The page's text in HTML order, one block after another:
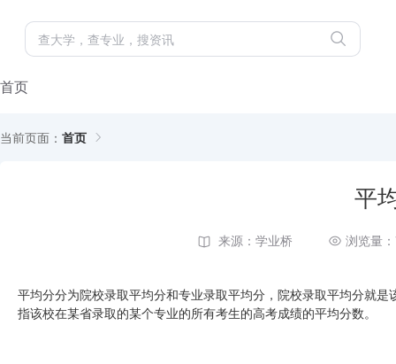
首页
当前页面： 首页
平
来源：学业桥 浏览量
平均分分为院校录取平均分和专业录取平均分，院校录取平均分就
指该校在某省录取的某个专业的所有考生的高考成绩的平均分数。